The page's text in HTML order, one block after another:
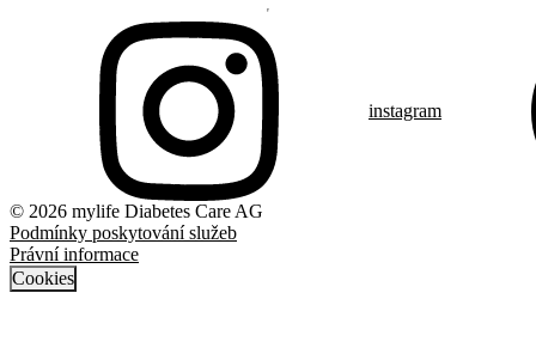
instagram
© 2026 mylife Diabetes Care AG
Podmínky poskytování služeb
Právní informace
Cookies